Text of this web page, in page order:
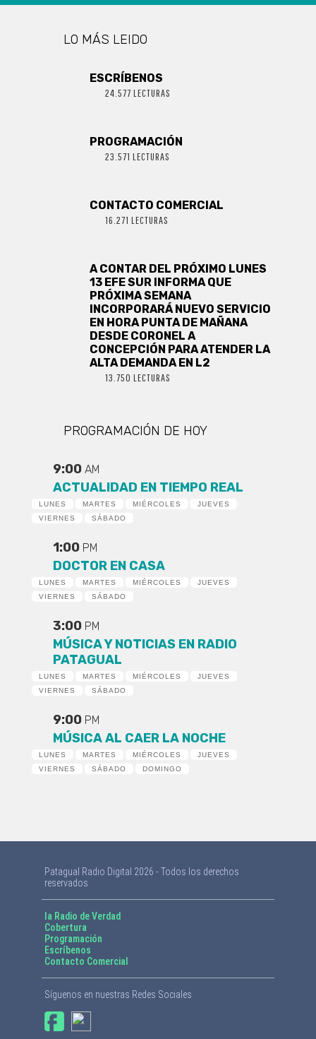
LO MÁS LEIDO
ESCRÍBENOS
24.577 LECTURAS
PROGRAMACIÓN
23.571 LECTURAS
CONTACTO COMERCIAL
16.271 LECTURAS
A CONTAR DEL PRÓXIMO LUNES
13 EFE SUR INFORMA QUE
PRÓXIMA SEMANA
INCORPORARÁ NUEVO SERVICIO
EN HORA PUNTA DE MAÑANA
DESDE CORONEL A
CONCEPCIÓN PARA ATENDER LA
ALTA DEMANDA EN L2
13.750 LECTURAS
PROGRAMACIÓN DE HOY
9:00 AM
ACTUALIDAD EN TIEMPO REAL
LUNES MARTES MIÉRCOLES
JUEVES
VIERNES
SÁBADO
1:00 PM
DOCTOR EN CASA
LUNES MARTES MIÉRCOLES
JUEVES
VIERNES
SÁBADO
3:00 PM
MÚSICA Y NOTICIAS EN RADIO
PATAGUAL
LUNES MARTES MIÉRCOLES
JUEVES
VIERNES
SÁBADO
9:00 PM
MÚSICA AL CAER LA NOCHE
LUNES MARTES MIÉRCOLES
JUEVES
VIERNES
SÁBADO DOMINGO
Patagual Radio Digital 2026 - Todos los derechos
reservados
la Radio de Verdad
Cobertura
Programación
Escríbenos
Contacto Comercial
Síguenos en nuestras Redes Sociales